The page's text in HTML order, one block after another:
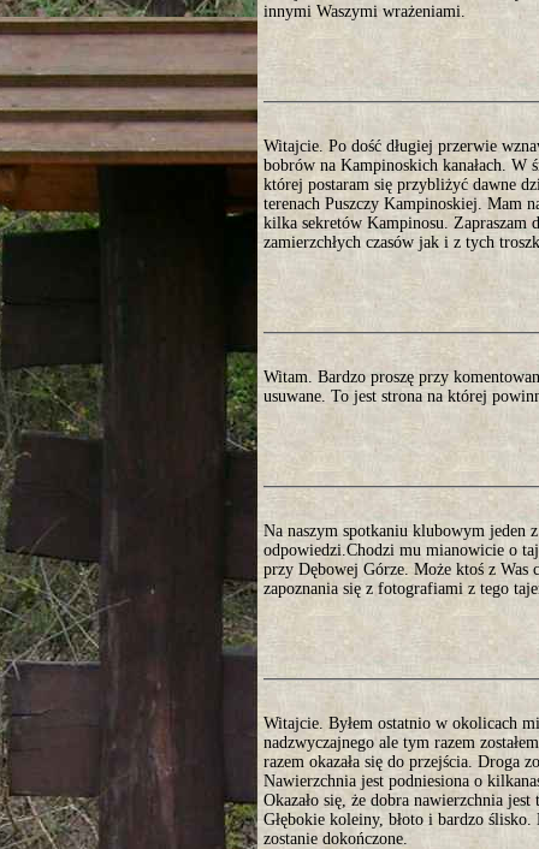
innymi Waszymi wrażeniami.
Witajcie. Po dość długiej przerwie
bobrów na Kampinoskich kanałach. W
której postaram się przybliżyć dawne
terenach Puszczy Kampinoskiej. Mam
kilka sekretów Kampinosu. Zapraszam
zamierzchłych czasów jak i z tych
Witam. Bardzo proszę przy
usuwane. To jest strona na której
Na naszym spotkaniu klubowym jeden
odpowiedzi.Chodzi mu mianowicie o
przy Dębowej Górze. Może ktoś z Was
zapoznania się z fotografiami z tego
Witajcie. Byłem ostatnio w okolicach
nadzwyczajnego ale tym razem
razem okazała się do przejścia. Droga
Nawierzchnia jest podniesiona o
Okazało się, że dobra nawierzchnia
Głębokie koleiny, błoto i bardzo
zostanie dokończone.